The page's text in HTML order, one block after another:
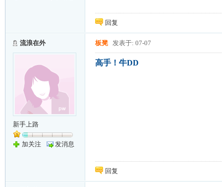
回复
流浪在外
新手上路
加关注 发消息
板凳 发表于: 07-07
高手！牛DD
回复